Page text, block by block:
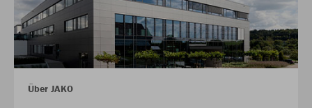
Über JAKO